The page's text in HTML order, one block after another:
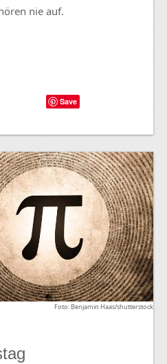
nie auf.
Save
Foto: Benjamin Haas/shutterstock